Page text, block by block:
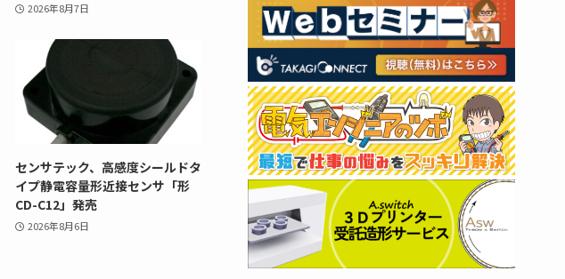
2026年8月7日
センサテック、高感度シールドタ
イプ静電容量形近接センサ「形
CD-C12」発売
2026年8月6日